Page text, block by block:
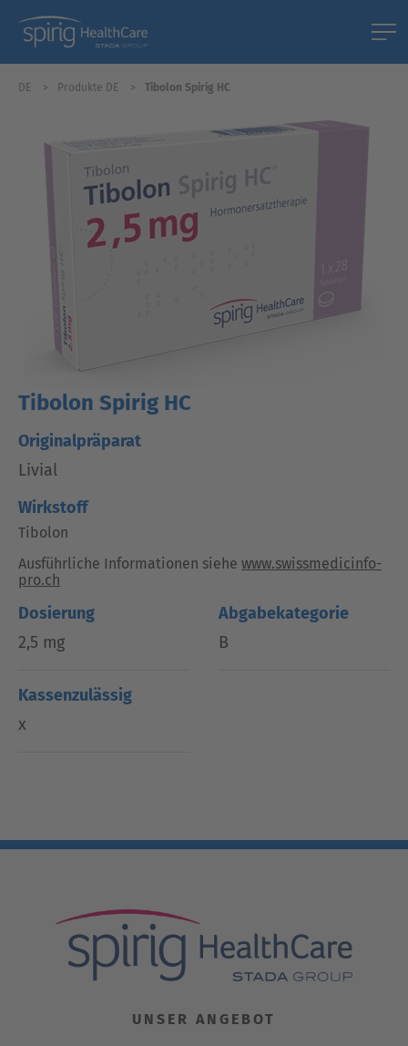
DE Produkte DE Tibolon Spirig HC
Tibolon Spirig HC
Originalpräparat
Livial
Wirkstoff
Tibolon
Ausführliche Informationen siehe www.swissmedicinfo-
pro.ch
Dosierung
2,5 mg
Abgabekategorie
B
Kassenzulässig
x
UNSER ANGEBOT